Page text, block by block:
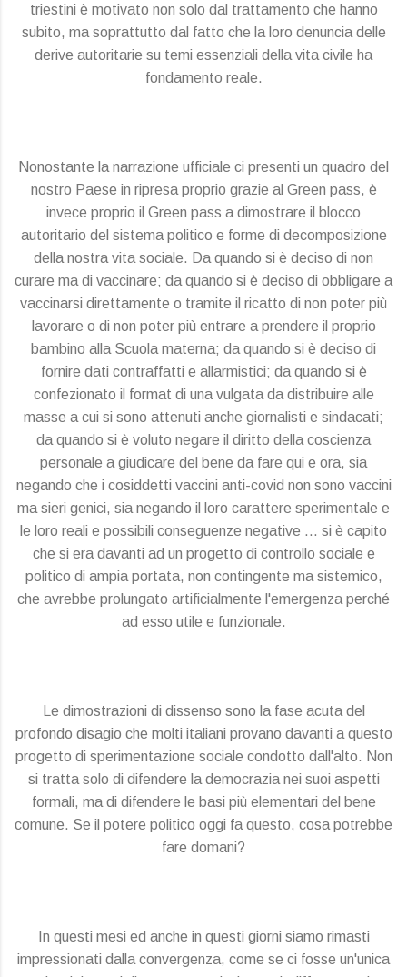
triestini è motivato non solo dal trattamento che hanno
subito, ma soprattutto dal fatto che la loro denuncia delle
derive autoritarie su temi essenziali della vita civile ha
fondamento reale.
Nonostante la narrazione ufficiale ci presenti un quadro del
nostro Paese in ripresa proprio grazie al Green pass, è
invece proprio il Green pass a dimostrare il blocco
autoritario del sistema politico e forme di decomposizione
della nostra vita sociale. Da quando si è deciso di non
curare ma di vaccinare; da quando si è deciso di obbligare a
vaccinarsi direttamente o tramite il ricatto di non poter più
lavorare o di non poter più entrare a prendere il proprio
bambino alla Scuola materna; da quando si è deciso di
fornire dati contraffatti e allarmistici; da quando si è
confezionato il format di una vulgata da distribuire alle
masse a cui si sono attenuti anche giornalisti e sindacati;
da quando si è voluto negare il diritto della coscienza
personale a giudicare del bene da fare qui e ora, sia
negando che i cosiddetti vaccini anti-covid non sono vaccini
ma sieri genici, sia negando il loro carattere sperimentale e
le loro reali e possibili conseguenze negative … si è capito
che si era davanti ad un progetto di controllo sociale e
politico di ampia portata, non contingente ma sistemico,
che avrebbe prolungato artificialmente l'emergenza perché
ad esso utile e funzionale.
Le dimostrazioni di dissenso sono la fase acuta del
profondo disagio che molti italiani provano davanti a questo
progetto di sperimentazione sociale condotto dall'alto. Non
si tratta solo di difendere la democrazia nei suoi aspetti
formali, ma di difendere le basi più elementari del bene
comune. Se il potere politico oggi fa questo, cosa potrebbe
fare domani?
In questi mesi ed anche in questi giorni siamo rimasti
impressionati dalla convergenza, come se ci fosse un'unica